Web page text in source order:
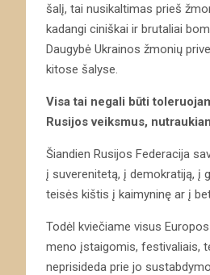
šalį, tai nusikaltimas prieš
kadangi ciniškai ir brutaliai
Daugybė Ukrainos žmonių
kitose šalyse.
Visa tai negali būti
Rusijos veiksmus,
Šiandien Rusijos Federacija
į suverenitetą, į demokratiją, į
teisės kištis į kaimyninę ar į
Todėl kviečiame visus
meno įstaigomis, festivaliais,
neprisideda prie jo